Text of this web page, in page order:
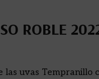
ROBLE
las uvas Tempranillo